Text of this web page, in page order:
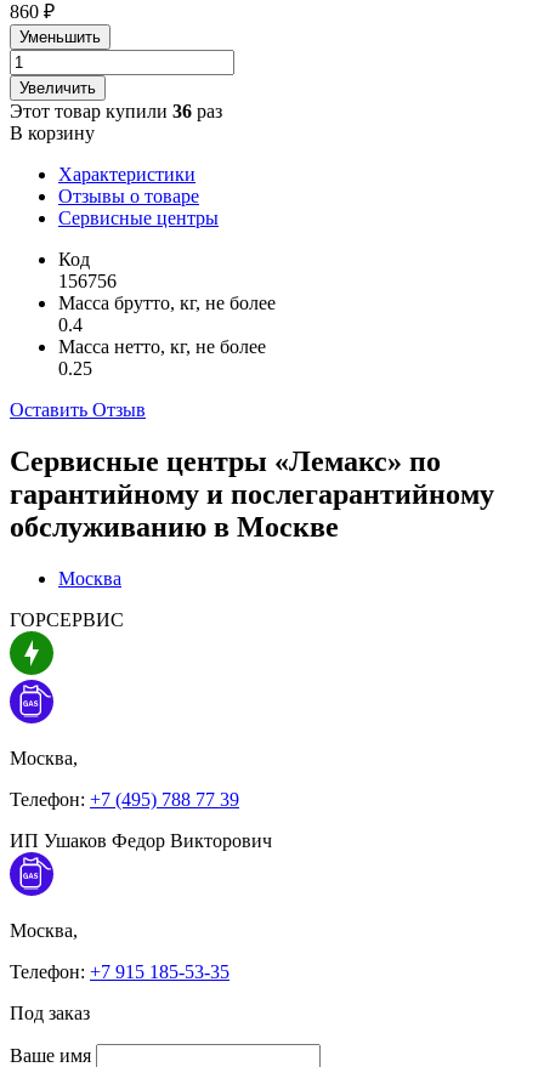
860 ₽
Уменьшить
Увеличить
Этот товар купили 36 раз
В корзину
Характеристики
Отзывы о товаре
Сервисные центры
Код
156756
Масса брутто, кг, не более
0.4
Масса нетто, кг, не более
0.25
Оставить Отзыв
Сервисные центры «Лемакс» по
гарантийному и послегарантийному
обслуживанию в Москве
Москва
ГОРСЕРВИС
Москва,
Телефон: +7 (495) 788 77 39
ИП Ушаков Федор Викторович
Москва,
Телефон: +7 915 185-53-35
Под заказ
Ваше имя